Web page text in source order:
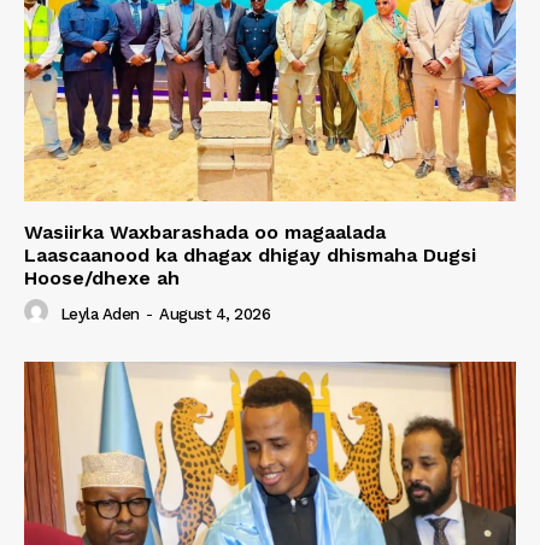
Wasiirka Waxbarashada oo magaalada
Laascaanood ka dhagax dhigay dhismaha Dugsi
Hoose/dhexe ah
Leyla Aden - August 4, 2026